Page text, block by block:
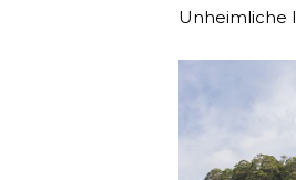
Unheimliche